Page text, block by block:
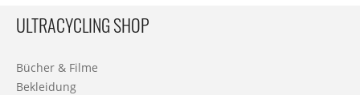
ULTRACYCLING SHOP
Bücher & Filme
Bekleidung